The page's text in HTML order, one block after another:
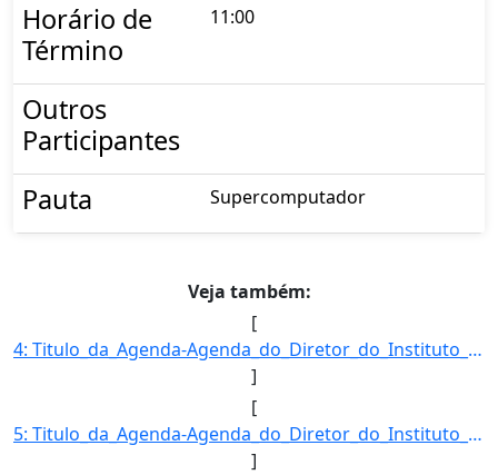
Horário de
Término
11:00
Outros
Participantes
Pauta
Supercomputador
Veja também:
[
4: Titulo_da_Agenda-Agenda_do_Diretor_do_Instituto_Nacional_de_Meteorologia-Descricao_da_Agenda-FRANCIS]
]
[
5: Titulo_da_Agenda-Agenda_do_Diretor_do_Instituto_Nacional_de_Meteorologia-Descricao_da_Agenda-FRANCIS]
]